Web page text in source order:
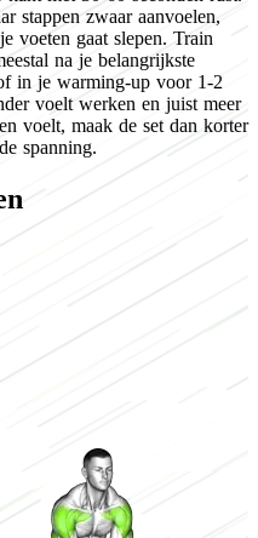
stappen zwaar aanvoelen,
voeten gaat slepen. Train
na je belangrijkste
in je warming-up voor 1-2
voelt werken en juist meer
voelt, maak de set dan korter
spanning.